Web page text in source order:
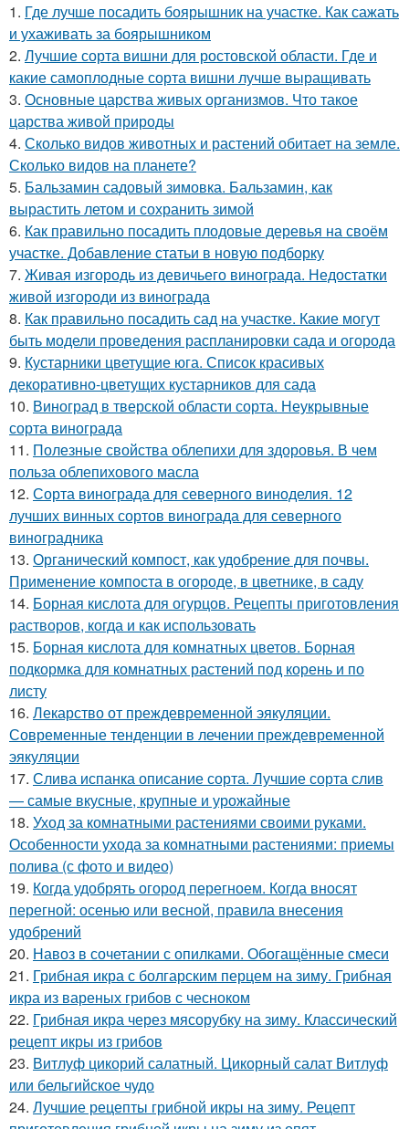
1. Где лучше посадить боярышник на участке. Как сажать
и ухаживать за боярышником
2. Лучшие сорта вишни для ростовской области. Где и
какие самоплодные сорта вишни лучше выращивать
3. Основные царства живых организмов. Что такое
царства живой природы
4. Сколько видов животных и растений обитает на земле.
Сколько видов на планете?
5. Бальзамин садовый зимовка. Бальзамин, как
вырастить летом и сохранить зимой
6. Как правильно посадить плодовые деревья на своём
участке. Добавление статьи в новую подборку
7. Живая изгородь из девичьего винограда. Недостатки
живой изгороди из винограда
8. Как правильно посадить сад на участке. Какие могут
быть модели проведения распланировки сада и огорода
9. Кустарники цветущие юга. Список красивых
декоративно-цветущих кустарников для сада
10. Виноград в тверской области сорта. Неукрывные
сорта винограда
11. Полезные свойства облепихи для здоровья. В чем
польза облепихового масла
12. Сорта винограда для северного виноделия. 12
лучших винных сортов винограда для северного
виноградника
13. Органический компост, как удобрение для почвы.
Применение компоста в огороде, в цветнике, в саду
14. Борная кислота для огурцов. Рецепты приготовления
растворов, когда и как использовать
15. Борная кислота для комнатных цветов. Борная
подкормка для комнатных растений под корень и по
листу
16. Лекарство от преждевременной эякуляции.
Современные тенденции в лечении преждевременной
эякуляции
17. Слива испанка описание сорта. Лучшие сорта слив
— самые вкусные, крупные и урожайные
18. Уход за комнатными растениями своими руками.
Особенности ухода за комнатными растениями: приемы
полива (с фото и видео)
19. Когда удобрять огород перегноем. Когда вносят
перегной: осенью или весной, правила внесения
удобрений
20. Навоз в сочетании с опилками. Обогащённые смеси
21. Грибная икра с болгарским перцем на зиму. Грибная
икра из вареных грибов с чесноком
22. Грибная икра через мясорубку на зиму. Классический
рецепт икры из грибов
23. Витлуф цикорий салатный. Цикорный салат Витлуф
или бельгийское чудо
24. Лучшие рецепты грибной икры на зиму. Рецепт